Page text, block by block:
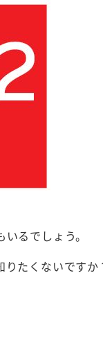
るでしょう。
たくないですか